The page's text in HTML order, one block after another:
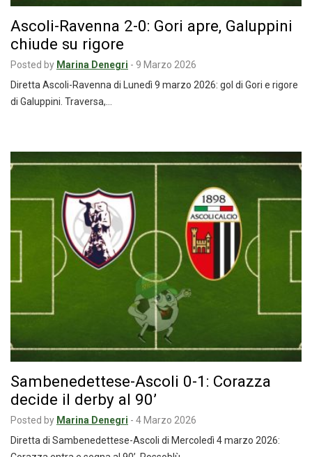
Ascoli-Ravenna 2-0: Gori apre, Galuppini
chiude su rigore
Posted by Marina Denegri - 9 Marzo 2026
Diretta Ascoli-Ravenna di Lunedì 9 marzo 2026: gol di Gori e rigore
di Galuppini. Traversa,…
Sambenedettese-Ascoli 0-1: Corazza
decide il derby al 90’
Posted by Marina Denegri - 4 Marzo 2026
Diretta di Sambenedettese-Ascoli di Mercoledì 4 marzo 2026: